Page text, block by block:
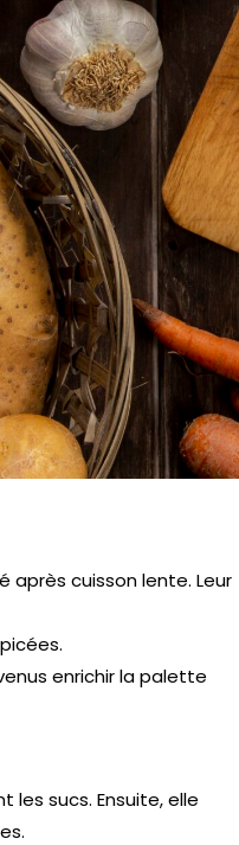
cuisson lente. Leur
enrichir la palette
sucs. Ensuite, elle